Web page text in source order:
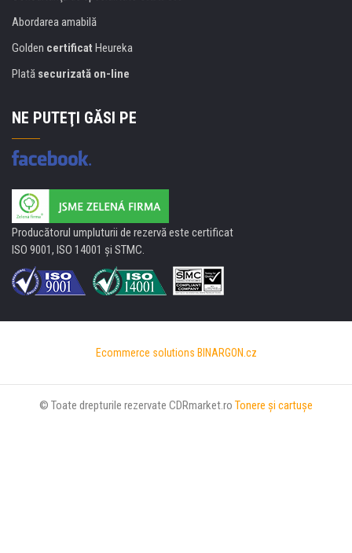
Abordarea amabilă
Golden certificat Heureka
Plată securizată on-line
NE PUTEŢI GĂSI PE
Producătorul umpluturii de rezervă este certificat
ISO 9001, ISO 14001 şi STMC.
Ecommerce solutions BINARGON.cz
© Toate drepturile rezervate CDRmarket.ro Tonere şi cartuşe